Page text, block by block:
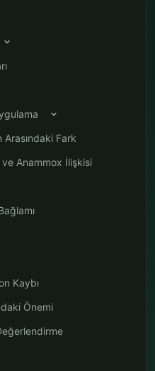
Fark
Anammox İlişkisi
Kaybı
Önemi